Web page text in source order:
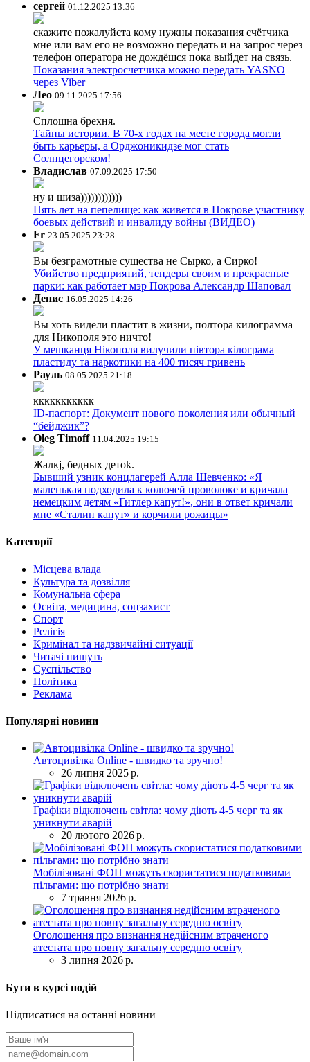
сергей 01.12.2025 13:36
скажите пожалуйста кому нужны показания счётчика
мне или вам его не возможно передать и на запрос через
телефон оператора не дождёшся пока выйдет на связь.
Показания электросчетчика можно передать YASNO
через Viber
Лео 09.11.2025 17:56
Сплошна брехня.
Тайны истории. В 70-х годах на месте города могли
быть карьеры, а Орджоникидзе мог стать
Солнцегорском!
Владислав 07.09.2025 17:50
ну и шиза))))))))))))
Пять лет на пепелище: как живется в Покрове участнику
боевых действий и инвалиду войны (ВИДЕО)
Fr 23.05.2025 23:28
Вы безграмотные существа не Сырко, а Сирко!
Убийство предприятий, тендеры своим и прекрасные
парки: как работает мэр Покрова Александр Шаповал
Денис 16.05.2025 14:26
Вы хоть видели пластит в жизни, полтора килограмма
для Никополя это ничто!
У мешканця Нікополя вилучили півтора кілограма
пластиду та наркотики на 400 тисяч гривень
Рауль 08.05.2025 21:18
ккккккккккк
ID-паспорт: Документ нового поколения или обычный
“бейджик”?
Oleg Timoff 11.04.2025 19:15
Жалкj, бедных детok.
Бывший узник концлагерей Алла Шевченко: «Я
маленькая подходила к колючей проволоке и кричала
немецким детям «Гитлер капут!», они в ответ кричали
мне «Сталин капут» и корчили рожицы»
Категорії
Місцева влада
Культура та дозвілля
Комунальна сфера
Освіта, медицина, соцзахист
Спорт
Релігія
Кримінал та надзвичайні ситуації
Читачі пишуть
Суспільство
Політика
Реклама
Популярні новини
Автоцивілка Online - швидко та зручно!
26 липня 2025 р.
Графіки відключень світла: чому діють 4-5 черг та як
уникнути аварій
20 лютого 2026 р.
Мобілізовані ФОП можуть скористатися податковими
пільгами: що потрібно знати
7 травня 2026 р.
Оголошення про визнання недійсним втраченого
атестата про повну загальну середню освіту
3 липня 2026 р.
Бути в курсі подій
Підписатися на останні новини